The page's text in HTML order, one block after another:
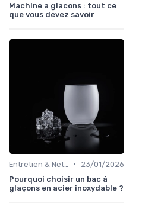
Machine a glacons : tout ce
que vous devez savoir
•
23/01/2026
Pourquoi choisir un bac à
glaçons en acier inoxydable ?